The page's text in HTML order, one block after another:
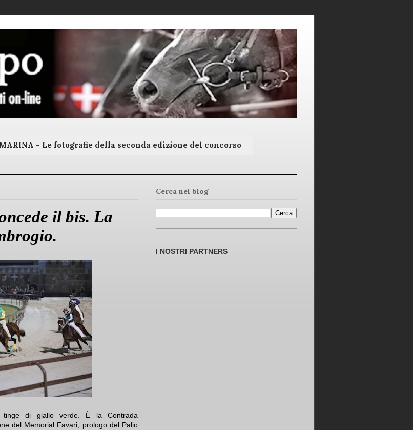
MARINA - Le fotografie della seconda edizione del concorso
il bis. La
tinge di giallo verde. È la Contrada
del Memorial Favari, prologo del Palio
Cerca nel blog
I NOSTRI PARTNERS